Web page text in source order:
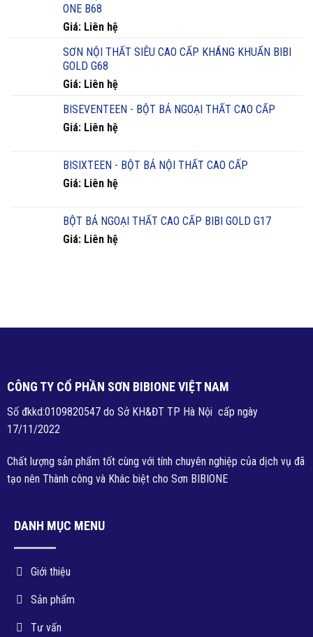
ONE B68
Giá: Liên hệ
SƠN NỘI THẤT SIÊU CAO CẤP KHÁNG KHUẨN BIBI
GOLD G68
Giá: Liên hệ
BISEVENTEEN - BỘT BẢ NGOẠI THẤT CAO CẤP
Giá: Liên hệ
BISIXTEEN - BỘT BẢ NỘI THẤT CAO CẤP
Giá: Liên hệ
BỘT BẢ NGOẠI THẤT CAO CẤP BIBI GOLD G17
Giá: Liên hệ
CÔNG TY CỔ PHẦN SƠN BIBIONE VIỆT NAM
Số đkkd:0109820547 do Sở KH&ĐT TP Hà Nội cấp ngày
17/11/2022
Chất lượng sản phẩm tốt cùng với tính chuyên nghiệp của dịch vụ đã
tạo nên Thành công và Khác biệt cho Sơn BIBIONE
DANH MỤC MENU
Giới thiệu
Sản phẩm
Tư vấn